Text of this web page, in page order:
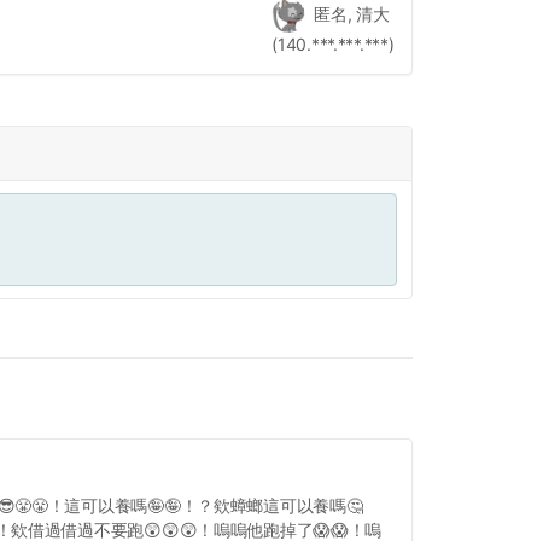
匿名, 清大
(140.***.***.***)
！這可以養嗎🤪🤪！？欸蟑螂這可以養嗎🤔
欸借過借過不要跑😲😲😲！嗚嗚他跑掉了😱😱！嗚